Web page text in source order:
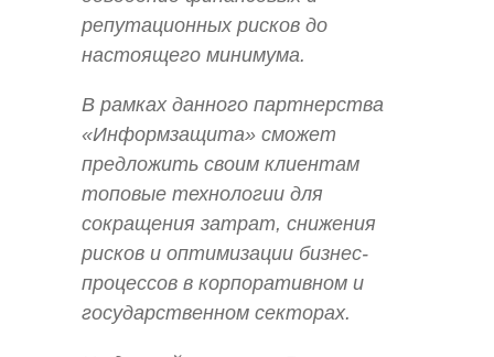
репутационных рисков до
настоящего минимума.
В рамках данного партнерства
«Информзащита» сможет
предложить своим клиентам
топовые технологии для
сокращения затрат, снижения
рисков и оптимизации бизнес-
процессов в корпоративном и
государственном секторах.